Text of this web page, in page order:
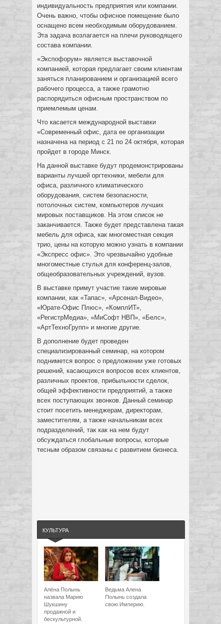
индивидуальность предприятия или компании.
Очень важно, чтобы офисное помещение было
оснащено всем необходимым оборудованием.
Эта задача возлагается на плечи руководящего
состава компании.
«Экспофорум» является выставочной
компанией, которая предлагает своим клиентам
заняться планированием и организацией всего
рабочего процесса, а также грамотно
распорядиться офисным пространством по
приемлемым ценам.
Что касается международной выставки
«Современный офис, дата ее организации
назначена на период с 21 по 24 октября, которая
пройдет в городе Минск.
На данной выставке будут продемонстрированы
варианты лучшей оргтехники, мебели для
офиса, различного климатического
оборудования, систем безопасности,
потолочных систем, компьютеров лучших
мировых поставщиков. На этом список не
заканчивается. Также будет представлена такая
мебель для офиса, как многоместная секция
трио, цены на которую можно узнать в компании
«Экспресс офис». Это чрезвычайно удобные
многоместные стулья для конференц-залов,
общеобразовательных учреждений, вузов.
В выставке примут участие такие мировые
компании, как «Тапас», «Арсенал-Видео»,
«Юрате-Офис Плюс», «КомплИТ»,
«РегистрМедиа», «МиСофт НВП», «Белс»,
«АртТехноГрупп» и многие другие.
В дополнение будет проведен
специализированный семинар, на котором
поднимется вопрос о предложении уже готовых
решений, касающихся вопросов всех клиентов,
различных проектов, прибыльности сделок,
общей эффективности предприятий, а также
всех поступающих звонков. Данный семинар
стоит посетить менеджерам, директорам,
заместителям, а также начальникам всех
подразделений, так как на нем будут
обсуждаться глобальные вопросы, которые
тесным образом связаны с развитием бизнеса.
КУЛЬТУРА
Алёна Полынь
назвала Марию
Шукшину
продажной и
бескультурной.
Ведьма Алена
Полынь создала
свою Империю.